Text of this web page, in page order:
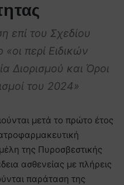
επί του Σχεδίου
περί Ειδικών
Διορισμού και Όροι
του 2024»
μετά το πρώτο έτος
της Πυροσβεστικής
ασθενείας με πλήρεις
παράταση της